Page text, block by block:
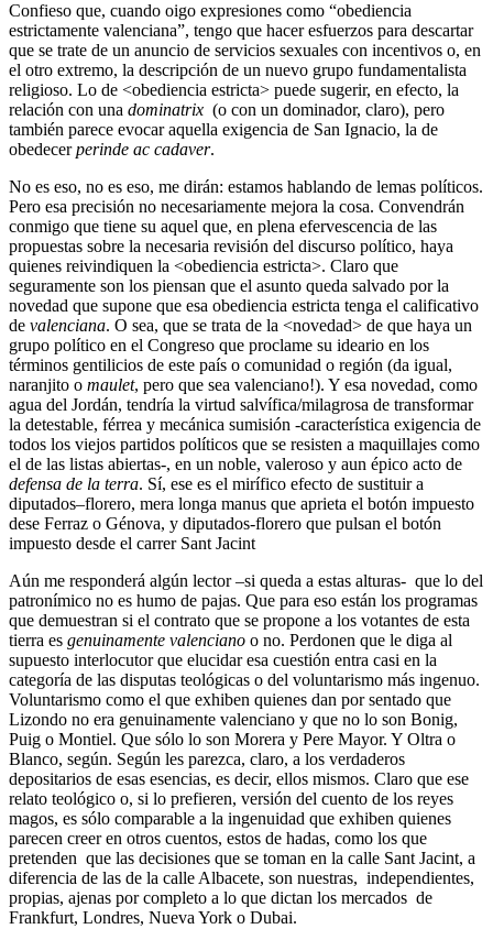
Confieso que, cuando oigo expresiones como “obediencia
estrictamente valenciana”, tengo que hacer esfuerzos para descartar
que se trate de un anuncio de servicios sexuales con incentivos o, en
el otro extremo, la descripción de un nuevo grupo fundamentalista
religioso. Lo de <obediencia estricta> puede sugerir, en efecto, la
relación con una dominatrix (o con un dominador, claro), pero
también parece evocar aquella exigencia de San Ignacio, la de
obedecerperinde ac cadaver.
No es eso, no es eso, me dirán: estamos hablando de lemas políticos.
Pero esa precisión no necesariamente mejora la cosa. Convendrán
conmigo que tiene su aquel que, en plena efervescencia de las
propuestas sobre la necesaria revisión del discurso político, haya
quienes reivindiquen la <obediencia estricta>. Claro que
seguramente son los piensan que el asunto queda salvado por la
novedad que supone que esa obediencia estricta tenga el calificativo
de valenciana. O sea, que se trata de la <novedad> de que haya un
grupo político en el Congreso que proclame su ideario en los
términos gentilicios de este país o comunidad o región (da igual,
naranjito o maulet, pero que sea valenciano!). Y esa novedad, como
agua del Jordán, tendría la virtud salvífica/milagrosa de transformar
la detestable, férrea y mecánica sumisión -característica exigencia de
todos los viejos partidos políticos que se resisten a maquillajes como
el de las listas abiertas-, en un noble, valeroso y aun épico acto de
defensa de la terra. Sí, ese es el mirífico efecto de sustituir a
diputados–florero, mera longa manus que aprieta el botón impuesto
dese Ferraz o Génova, y diputados-florero que pulsan el botón
impuesto desde el carrer Sant Jacint
Aún me responderá algún lector –si queda a estas alturas- que lo del
patronímico no es humo de pajas. Que para eso están los programas
que demuestran si el contrato que se propone a los votantes de esta
tierra es genuinamente valenciano o no. Perdonen que le diga al
supuesto interlocutor que elucidar esa cuestión entra casi en la
categoría de las disputas teológicas o del voluntarismo más ingenuo.
Voluntarismo como el que exhiben quienes dan por sentado que
Lizondo no era genuinamente valenciano y que no lo son Bonig,
Puig o Montiel. Que sólo lo son Morera y Pere Mayor. Y Oltra o
Blanco, según. Según les parezca, claro, a los verdaderos
depositarios de esas esencias, es decir, ellos mismos. Claro que ese
relato teológico o, si lo prefieren, versión del cuento de los reyes
magos, es sólo comparable a la ingenuidad que exhiben quienes
parecen creer en otros cuentos, estos de hadas, como los que
pretenden que las decisiones que se toman en la calle Sant Jacint, a
diferencia de las de la calle Albacete, son nuestras, independientes,
propias, ajenas por completo a lo que dictan los mercados de
Frankfurt, Londres, Nueva York o Dubai.